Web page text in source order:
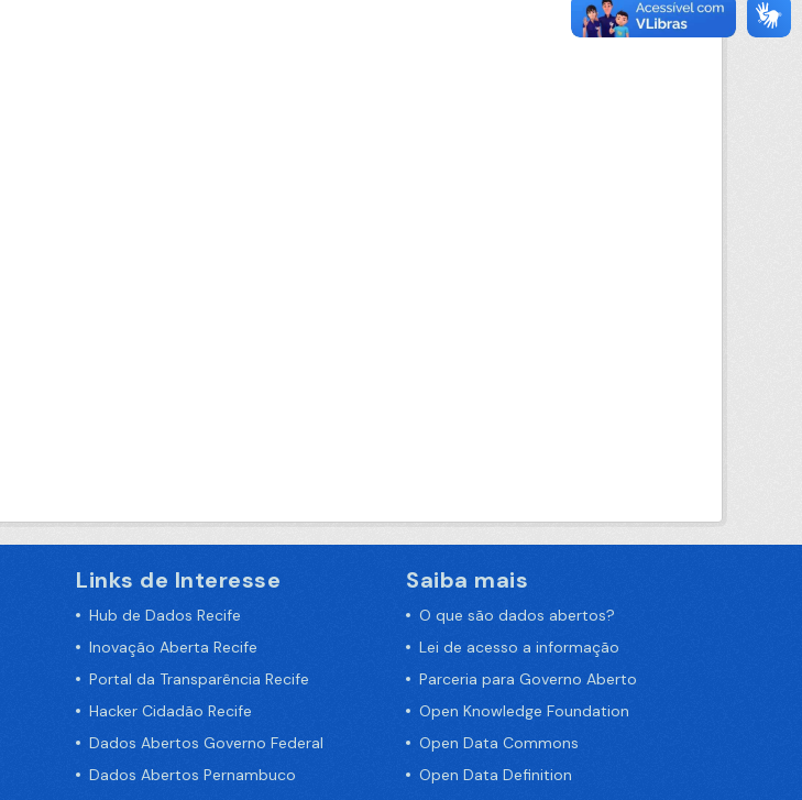
Links de Interesse
Hub de Dados Recife
Inovação Aberta Recife
Portal da Transparência Recife
Hacker Cidadão Recife
Dados Abertos Governo Federal
Dados Abertos Pernambuco
Saiba mais
O que são dados abertos?
Lei de acesso a informação
Parceria para Governo Aberto
Open Knowledge Foundation
Open Data Commons
Open Data Definition